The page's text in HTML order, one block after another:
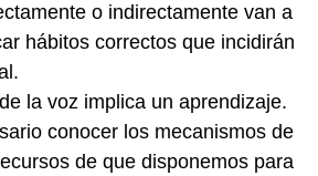
o indirectamente van a
hábitos correctos que incidirán
la voz implica un aprendizaje.
conocer los mecanismos de
de que disponemos para